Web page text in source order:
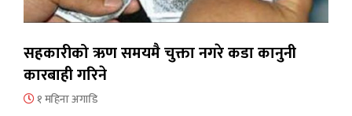
सहकारीको ऋण समयमै चुक्ता नगरे कडा कानुनी
कारबाही गरिने
१ महिना अगाडि